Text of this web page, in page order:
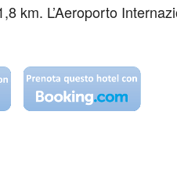
km. L’Aeroporto